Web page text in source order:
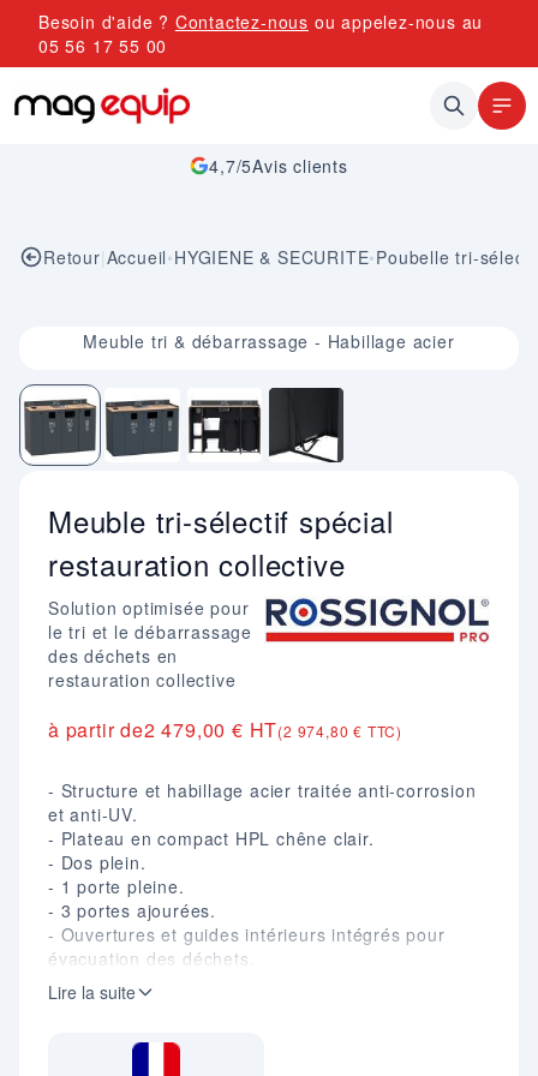
Allez au contenu
Besoin d'aide ? Contactez-nous ou appelez-nous au
05 56 17 55 00
4,7/5Avis clients
Retour|Accueil•HYGIENE & SECURITE•Poubelle tri-
Image 1 sur 4
Meuble tri & débarrassage - Habillage acier
Meuble tri-sélectif spécial
restauration collective
Solution optimisée pour
le tri et le débarrassage
des déchets en
restauration collective
à partir de2 479,00 € HT(2 974,80 € TTC)
- Structure et habillage acier traitée anti-corrosion
et anti-UV.
- Plateau en compact HPL chêne clair.
- Dos plein.
- 1 porte pleine.
- 3 portes ajourées.
- Ouvertures et guides intérieurs intégrés pour
évacuation des déchets.
- Trous d'accessibilité pour ouverture de chaque
porte et fermeture par aimants.
surface du plateau.
Lire la suite